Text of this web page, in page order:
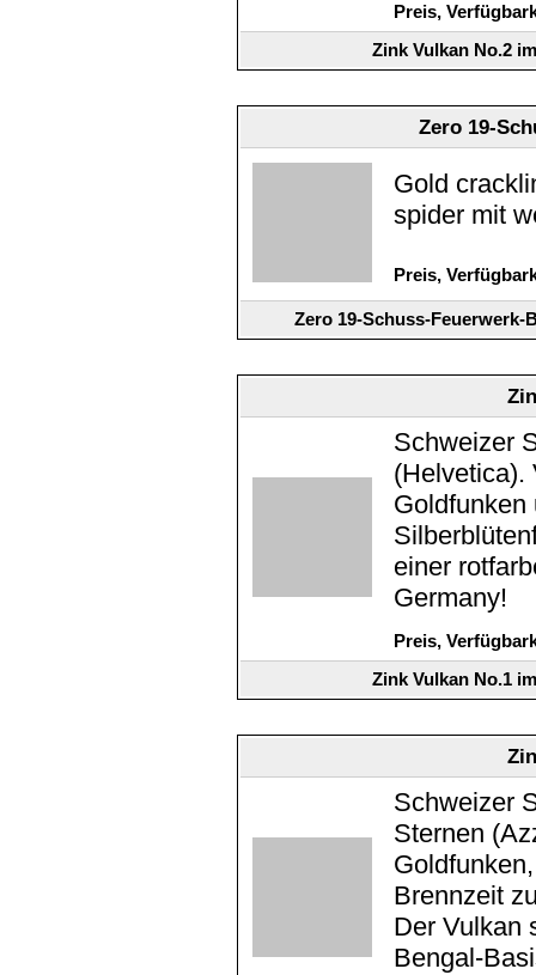
Preis,
Zink Vulkan No.2
Zero 19-
Gold
spider mit
Preis,
Zero 19-Schuss-Feuerwerk-
Schweizer
(Helvetica).
Goldfunken
einer
Germany!
Preis,
Zink Vulkan No.1
Schweizer
Sternen
Brennzeit
Der Vulkan
Bengal-